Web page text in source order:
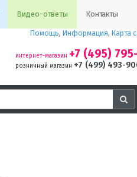
Видео-ответы Контакты
Помощь, Информация, Карта
интернет-магазин +7 (495)
розничный магазин +7 (499) 493-